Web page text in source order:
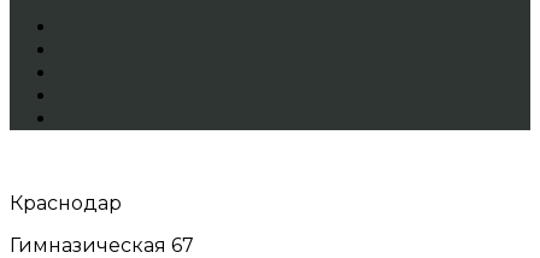
Краснодар
Гимназическая 67